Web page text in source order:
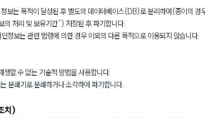
보는 목적이 달성된 후 별도의 데이터베이스(DB)로 분리하며(종이의
처리 및 보유기간”) 저장된 후 파기합니다.
정보는 관련 법령에 의한 경우 이외의 다른 목적으로 이용되지 않습니다.
할 수 없는 기술적 방법을 사용합니다.
분쇄기로 분쇄하거나 소각하여 파기합니다.
치)